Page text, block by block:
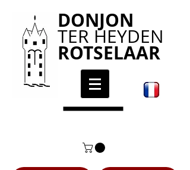
DONJON
TER HEYDEN
ROTSELAAR